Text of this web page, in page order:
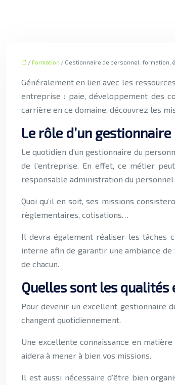
/ Formation / Gestionnaire de personnel : formation,
Généralement en lien avec les
entreprise : paie, développement des
carrière en ce domaine, découvrez les
Le rôle d’un
Le quotidien d’un gestionnaire du
de l’entreprise. En effet, ce métier
responsable administration du
Quoi qu’il en soit, ses missions
règlementaires, cotisations…
Il devra également réaliser les tâches
interne afin de garantir une ambiance
de chacun.
Quelles sont les
Pour devenir un excellent gestionnaire
changent quotidiennement.
Une excellente connaissance en
aidera à mener à bien vos missions.
Il est aussi nécessaire d’être bien